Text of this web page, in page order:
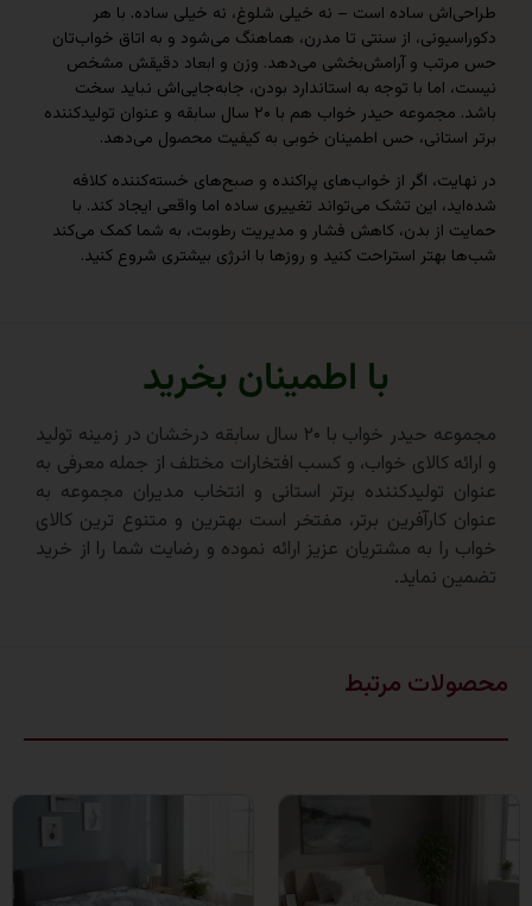
ساده است – نه خیلی شلوغ، نه خیلی ساده. با هر
از سنتی تا مدرن، هماهنگ می‌شود و به اتاق خواب‌تان
و آرامش‌بخشی می‌دهد. وزن و ابعاد دقیقش مشخص
با توجه به استاندارد بودن، جابه‌جایی‌اش نباید سخت
باشد. مجموعه حیدر خواب هم با ۲۰ سال سابقه و عنوان تولیدکننده
حس اطمینان خوبی به کیفیت محصول می‌دهد.
اگر از خواب‌های پراکنده و صبح‌های خسته‌کننده کلافه
این تشک می‌تواند تغییری ساده اما واقعی ایجاد کند. با
بدن، کاهش فشار و مدیریت رطوبت، به شما کمک می‌کند
استراحت کنید و روزها با انرژی بیشتری شروع کنید.
با اطمینان بخرید
مجموعه حیدر خواب با ۲۰ سال سابقه درخشان در زمینه تولید
کالای خواب، و کسب افتخارات مختلف از جمله معرفی به
تولیدکننده برتر استانی و انتخاب مدیران مجموعه به
برتر، مفتخر است بهترین و متنوع ترین کالای
به مشتریان عزیز ارائه نموده و رضایت شما را از خرید
نماید.
مرتبط